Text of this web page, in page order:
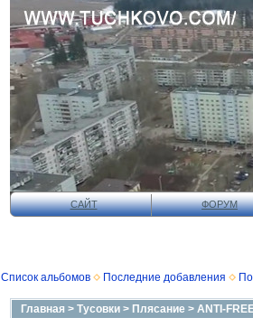
САЙТ ФОРУМ
Список альбомов
Последние добавления
Главная > Тусовки > Плясание > ANTI-